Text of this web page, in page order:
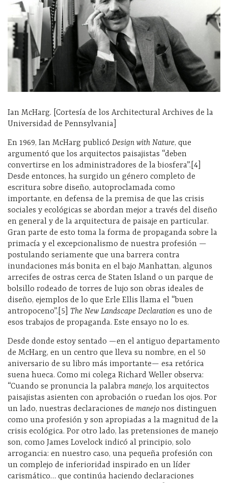
Ian McHarg. [Cortesía de los Architectural Archives de la
Universidad de Pennsylvania]
En 1969, Ian McHarg publicó Design with Nature, que
argumentó que los arquitectos paisajistas “deben
convertirse en los administradores de la biosfera”.[4]
Desde entonces, ha surgido un género completo de
escritura sobre diseño, autoproclamada como
importante, en defensa de la premisa de que las crisis
sociales y ecológicas se abordan mejor a través del diseño
en general y de la arquitectura de paisaje en particular.
Gran parte de esto toma la forma de propaganda sobre la
primacía y el excepcionalismo de nuestra profesión —
postulando seriamente que una barrera contra
inundaciones más bonita en el bajo Manhattan, algunos
arrecifes de ostras cerca de Staten Island o un parque de
bolsillo rodeado de torres de lujo son obras ideales de
diseño, ejemplos de lo que Erle Ellis llama el “buen
antropoceno”.[5] The New Landscape Declaration es uno de
esos trabajos de propaganda. Este ensayo no lo es.
Desde donde estoy sentado —en el antiguo departamento
de McHarg, en un centro que lleva su nombre, en el 50
aniversario de su libro más importante— esa retórica
suena hueca. Como mi colega Richard Weller observa:
“Cuando se pronuncia la palabra manejo, los arquitectos
paisajistas asienten con aprobación o ruedan los ojos. Por
un lado, nuestras declaraciones de manejo nos distinguen
como una profesión y son apropiadas a la magnitud de la
crisis ecológica. Por otro lado, las pretensiones de manejo
son, como James Lovelock indicó al principio, solo
arrogancia: en nuestro caso, una pequeña profesión con
un complejo de inferioridad inspirado en un líder
carismático… que continúa haciendo declaraciones